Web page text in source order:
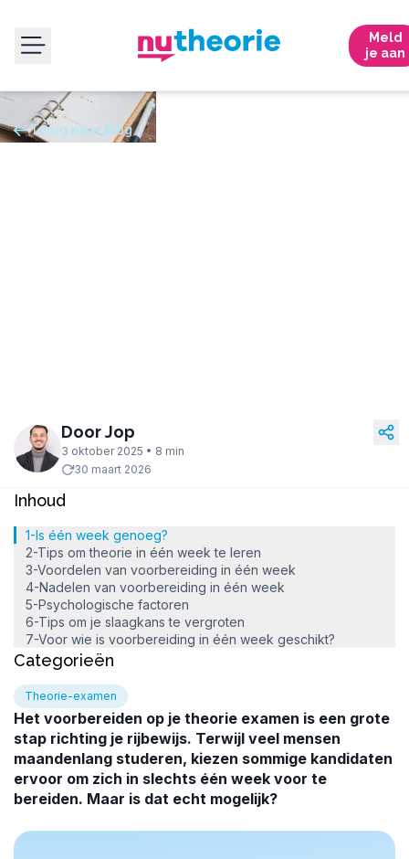
Meld
je aan
Terug naar Blog
Het voorbereiden op je theorie examen is een grote
stap richting je rijbewijs. Terwijl veel mensen
maandenlang studeren, kiezen sommige kandidaten
ervoor om zich in slechts één week voor te
bereiden. Maar is dat echt mogelijk?
Inhoud
1-Is één week genoeg?
2-Tips om theorie in één week te leren
3-Voordelen van voorbereiding in één week
4-Nadelen van voorbereiding in één week
5-Psychologische factoren
6-Tips om je slaagkans te vergroten
7-Voor wie is voorbereiding in één week geschikt?
Categorieën
Theorie-examen
Door Jop
3 oktober 2025 • 8 min
30 maart 2026